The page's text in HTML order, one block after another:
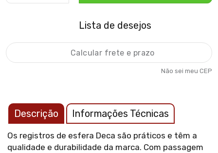
Lista de desejos
Não sei meu CEP
Descrição Informações Técnicas
Os registros de esfera Deca são práticos e têm a
qualidade e durabilidade da marca. Com passagem